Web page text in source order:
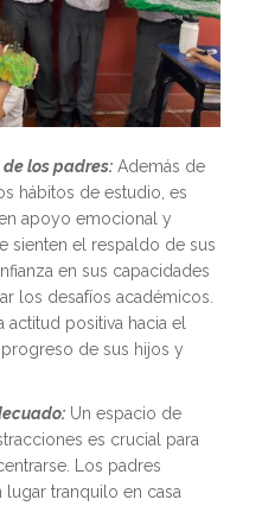
los padres: Además de
hábitos de estudio, es
apoyo emocional y
sienten el respaldo de sus
en sus capacidades
los desafíos académicos.
actitud positiva hacia el
de sus hijos y
Un espacio de
es crucial para
Los padres
tranquilo en casa